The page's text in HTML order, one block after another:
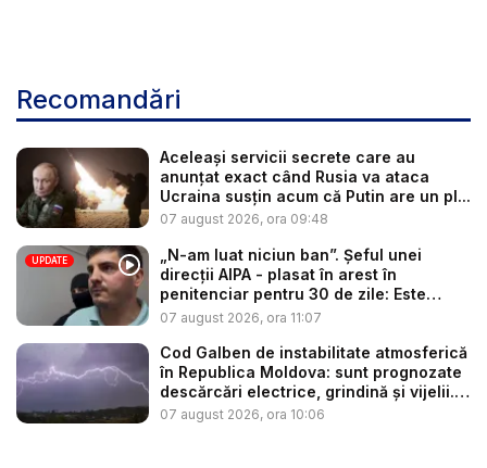
Recomandări
Aceleași servicii secrete care au
anunțat exact când Rusia va ataca
Ucraina susțin acum că Putin are un pl...
07 august 2026, ora 09:48
UPDATE
„N-am luat niciun ban”. Șeful unei
direcții AIPA - plasat în arest în
penitenciar pentru 30 de zile: Este
cerc...
07 august 2026, ora 11:07
Cod Galben de instabilitate atmosferică
în Republica Moldova: sunt prognozate
descărcări electrice, grindină și vijelii.
...
07 august 2026, ora 10:06